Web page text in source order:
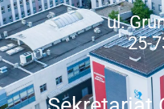
ul.
25-